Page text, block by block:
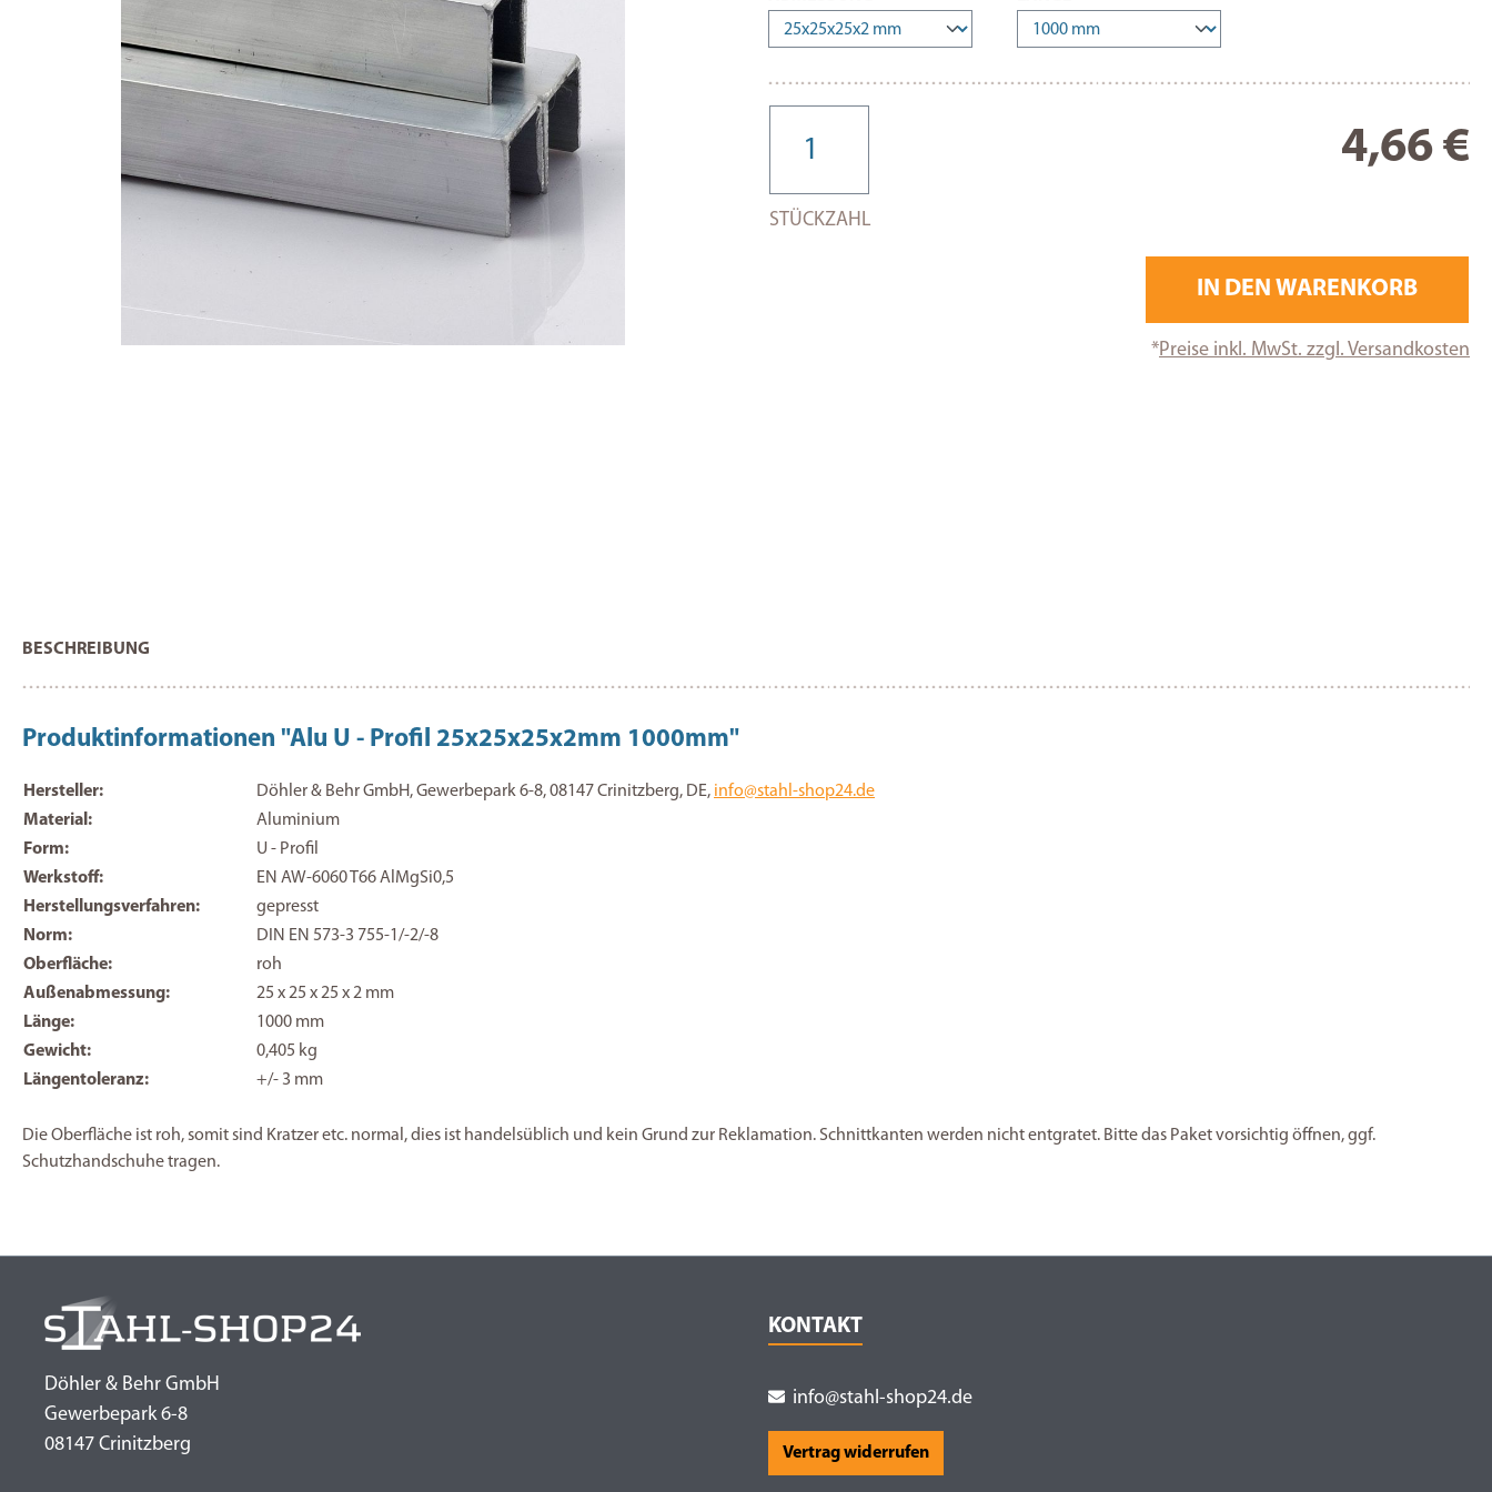
4,66 €
STÜCKZAHL
IN DEN WARENKORB
*Preise inkl. MwSt. zzgl. Versandkosten
BESCHREIBUNG
Produktinformationen "Alu U - Profil 25x25x25x2mm 1000mm"
Hersteller: Döhler & Behr GmbH, Gewerbepark 6-8, 08147 Crinitzberg, DE, info@stahl-shop24.de
Material:
Aluminium
Form:
U - Profil
Werkstoff:
EN AW-6060 T66 AlMgSi0,5
Herstellungsverfahren:
gepresst
Norm:
DIN EN 573-3 755-1/-2/-8
Oberfläche:
roh
Außenabmessung:
25 x 25 x 25 x 2 mm
Länge:
1000 mm
Gewicht:
0,405 kg
Längentoleranz:
+/- 3 mm
Die Oberfläche ist roh, somit sind Kratzer etc. normal, dies ist handelsüblich und kein Grund zur Reklamation. Schnittkanten werden nicht entgratet. Bitte das Paket vorsichtig öffnen, ggf.
Schutzhandschuhe tragen.
Döhler & Behr GmbH
Gewerbepark 6-8
08147 Crinitzberg
KONTAKT
info@stahl-shop24.de
Vertrag widerrufen